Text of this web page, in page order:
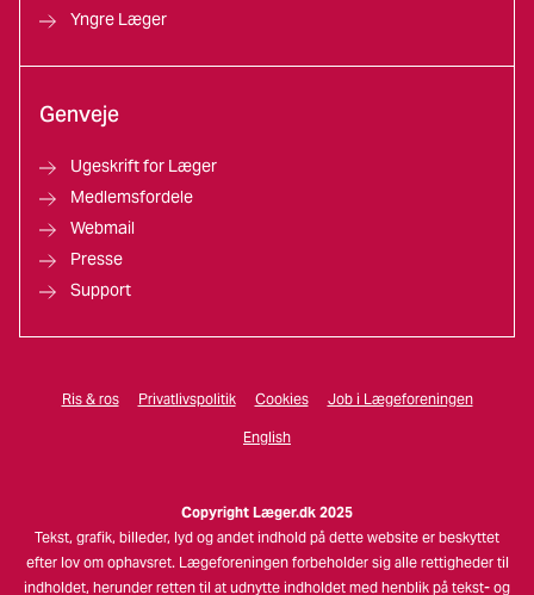
Yngre Læger
Genveje
Ugeskrift for Læger
Medlemsfordele
Webmail
Presse
Support
Ris & ros Privatlivspolitik Cookies Job i Lægeforeningen
English
Copyright Læger.dk 2025
Tekst, grafik, billeder, lyd og andet indhold på dette website er beskyttet
efter lov om ophavsret. Lægeforeningen forbeholder sig alle rettigheder til
indholdet, herunder retten til at udnytte indholdet med henblik på tekst- og